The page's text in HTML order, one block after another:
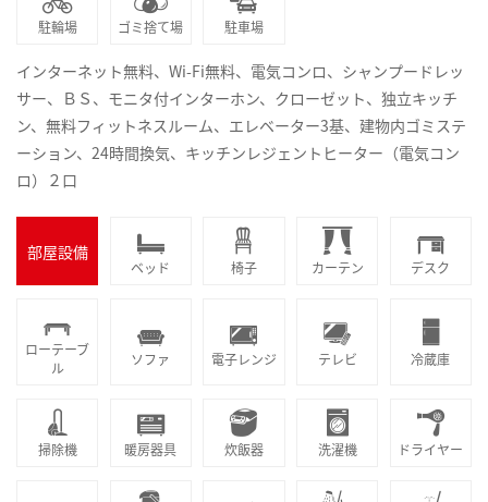
駐輪場 ゴミ捨て場 駐車場
インターネット無料、Wi-Fi無料、電気コンロ、シャンプードレッ
サー、ＢＳ、モニタ付インターホン、クローゼット、独立キッチ
ン、無料フィットネスルーム、エレベーター3基、建物内ゴミステ
ーション、24時間換気、キッチンレジェントヒーター（電気コン
ロ）２口
部屋設備
ベッド 椅子 カーテン デスク
ローテーブ
ル
ソファ 電子レンジ テレビ 冷蔵庫
掃除機 暖房器具 炊飯器 洗濯機 ドライヤー